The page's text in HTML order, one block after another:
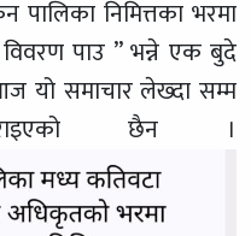
निमित्तका भरमा
पाउ ” भन्ने एक बुदे
यो समाचार लेख्दा सम्म
छैन ।